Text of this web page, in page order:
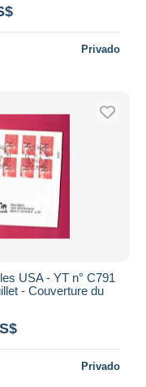
Privado
USA - YT n° C791
- Couverture du
Privado